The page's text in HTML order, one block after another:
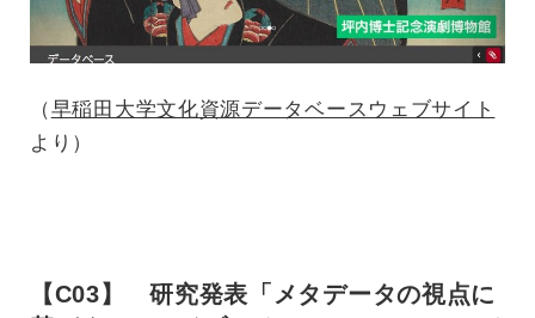
（早稲田大学文化資源データベースウェブサイト
より）
【C03】 研究発表「メタデータの視点に